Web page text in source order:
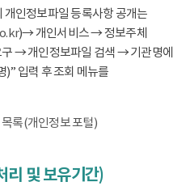
인정보파일 등록사항 공개는
)→ 개인서비스 → 정보주체
→ 개인정보파일 검색 → 기관명에
입력 후 조회 메뉴를
록(개인정보 포털)
리 및 보유기간)